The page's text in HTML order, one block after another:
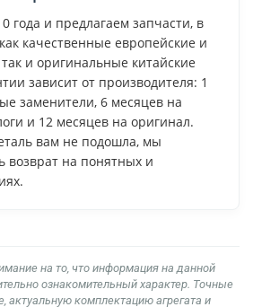
года и предлагаем запчасти, в
качественные европейские и
и оригинальные китайские
зависит от производителя: 1
заменители, 6 месяцев на
и 12 месяцев на оригинал.
вам не подошла, мы
на понятных и
на то, что информация на данной
ознакомительный характер. Точные
актуальную комплектацию агрегата и